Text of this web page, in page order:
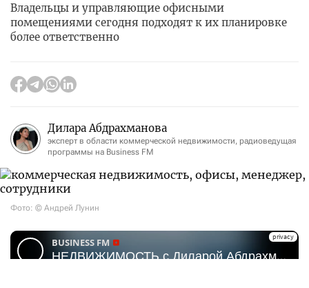
Владельцы и управляющие офисными
помещениями сегодня подходят к их планировке
более ответственно
Дилара Абдрахманова
эксперт в области коммерческой недвижимости, радиоведущая
программы на Business FM
Фото: © Андрей Лунин